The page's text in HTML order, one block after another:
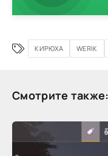
КИРЮХА WERIK
Смотрите также: